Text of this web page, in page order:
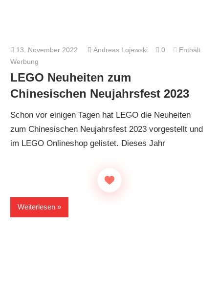
13. November 2022 Andreas Lojewski 0
Enthält
Werbung
LEGO Neuheiten zum
Chinesischen Neujahrsfest 2023
Schon vor einigen Tagen hat LEGO die Neuheiten
zum Chinesischen Neujahrsfest 2023 vorgestellt und
im LEGO Onlineshop gelistet. Dieses Jahr
Weiterlesen